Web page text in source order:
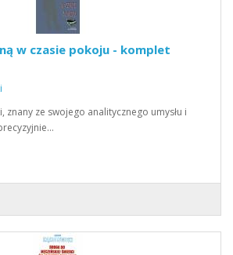
w czasie pokoju - komplet
znany ze swojego analitycznego umysłu i